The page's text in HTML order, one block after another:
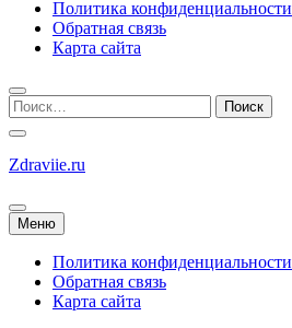
Политика конфиденциальности
Обратная связь
Карта сайта
Zdraviie.ru
Меню
Политика конфиденциальности
Обратная связь
Карта сайта